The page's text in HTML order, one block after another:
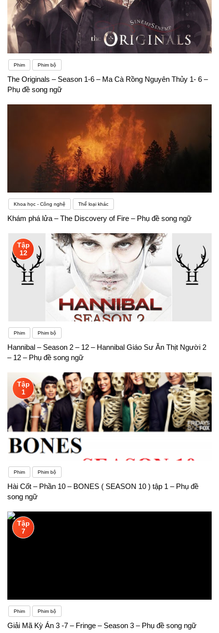
Phim Phim bộ
The Originals – Season 1-6 – Ma Cà Rồng Nguyên Thủy 1- 6 –
Phụ đề song ngữ
Khoa học - Công nghệ Thể loại khác
Khám phá lửa – The Discovery of Fire – Phụ đề song ngữ
Tập
12
Phim Phim bộ
Hannibal – Season 2 – 12 – Hannibal Giáo Sư Ăn Thịt Người 2
– 12 – Phụ đề song ngữ
Tập
1
Phim Phim bộ
Hài Cốt – Phần 10 – BONES ( SEASON 10 ) tập 1 – Phụ đề
song ngữ
Tập
7
Phim Phim bộ
Giải Mã Kỳ Án 3 -7 – Fringe – Season 3 – Phụ đề song ngữ